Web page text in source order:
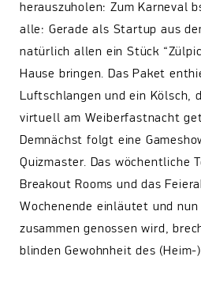
herauszuholen: Zum Karneval
alle: Gerade als Startup aus
natürlich allen ein Stück
Hause bringen. Das Paket
Luftschlangen und ein Kölsch,
virtuell am Weiberfastnacht
Demnächst folgt eine
Quizmaster. Das wöchentliche
Breakout Rooms und das
Wochenende einläutet und
zusammen genossen wird,
blinden Gewohnheit des